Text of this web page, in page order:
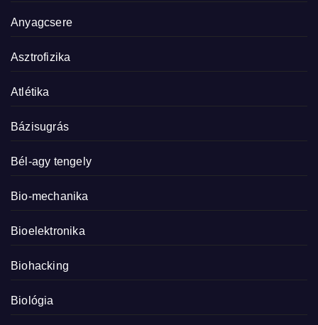
Anyagcsere
Asztrofizika
Atlétika
Bázisugrás
Bél-agy tengely
Bio-mechanika
Bioelektronika
Biohacking
Biológia